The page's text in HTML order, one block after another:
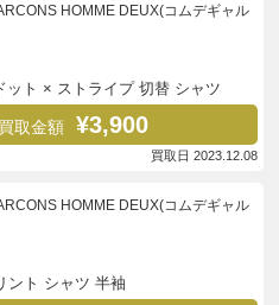
HOMME DEUX(コムデギャル
ット × ストライプ 切替 シャツ
買取金額 ¥3,900
買取日 2023.12.08
HOMME DEUX(コムデギャル
ント シャツ 半袖